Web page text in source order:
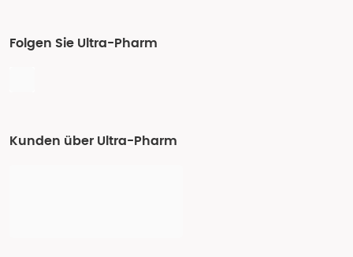
Folgen Sie Ultra-Pharm
Kunden über Ultra-Pharm